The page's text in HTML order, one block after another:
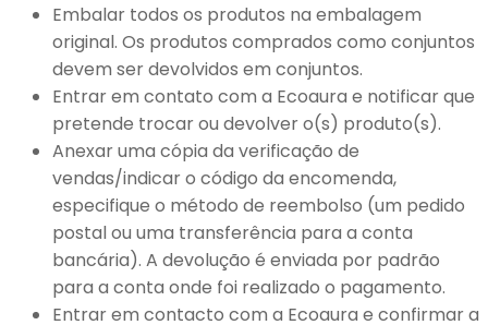
Embalar todos os produtos na embalagem
original. Os produtos comprados como conjuntos
devem ser devolvidos em conjuntos.
Entrar em contato com a Ecoaura e notificar que
pretende trocar ou devolver o(s) produto(s).
Anexar uma cópia da verificação de
vendas/indicar o código da encomenda,
especifique o método de reembolso (um pedido
postal ou uma transferência para a conta
bancária). A devolução é enviada por padrão
para a conta onde foi realizado o pagamento.
Entrar em contacto com a Ecoaura e confirmar a